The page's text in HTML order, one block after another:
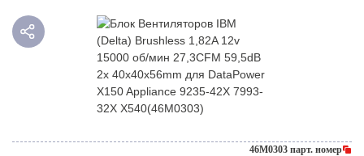
46M0303 парт. номер